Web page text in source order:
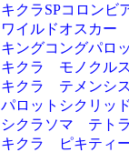
キクラSPコロンビ
ワイルドオスカー
キングコングパロ
キクラ モノクルス
キクラ テメンシス
パロットシクリッド
シクラソマ テト
キクラ ピキティ